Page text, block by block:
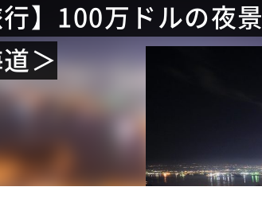
】100万ドルの夜景
＞